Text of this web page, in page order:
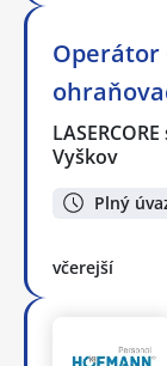
Operátor
Vyškov
Plný
včerejší